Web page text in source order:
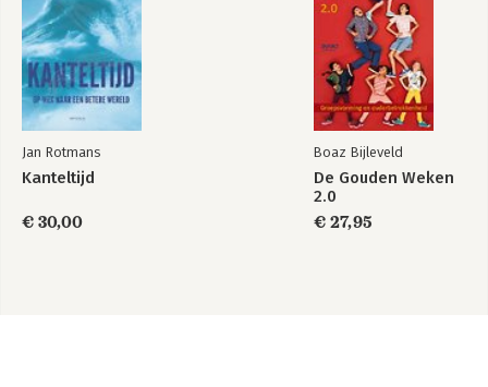
Jan Rotmans
Kanteltijd
€ 30,00
Boaz Bijleveld
De Gouden Weken
2.0
€ 27,95